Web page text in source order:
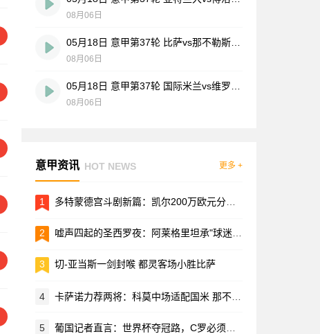
08月06日
08月06日
08月06日
意甲资讯 HOT NEWS 更多 +
1 多特蒙德宫斗剧新篇：凯尔200万欧元分手费拉锯战内幕
2 嘘声四起的圣西罗夜：阿莱格里坦承"球迷的愤怒情有可原"
3 切-亚当斯一剑封喉 都灵客场小胜比萨
4 卡萨诺力荐两将：科莫中场适配国米 那不勒斯节拍器引双雄争夺
5 葡国记者直言：世界杯夺冠路，C罗必须让位